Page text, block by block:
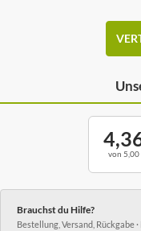
von 5,00
Brauchst du Hilfe?
Bestellung, Versand, Rückgabe ·